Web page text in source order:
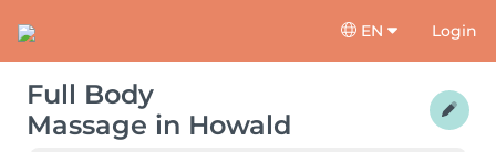
EN Login
Full Body
Massage in Howald